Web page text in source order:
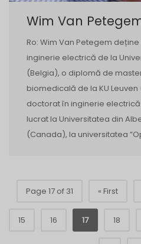
Wim Van
Ro: Wim Van Petegem
inginerie electrică de la
(Belgia), o diplomă de
biomedicală de la KU
doctorat în inginerie electrică
lucrat la Universitatea din
(Canada), la universitatea
Page 17 of 31 « First
15 16 17 18